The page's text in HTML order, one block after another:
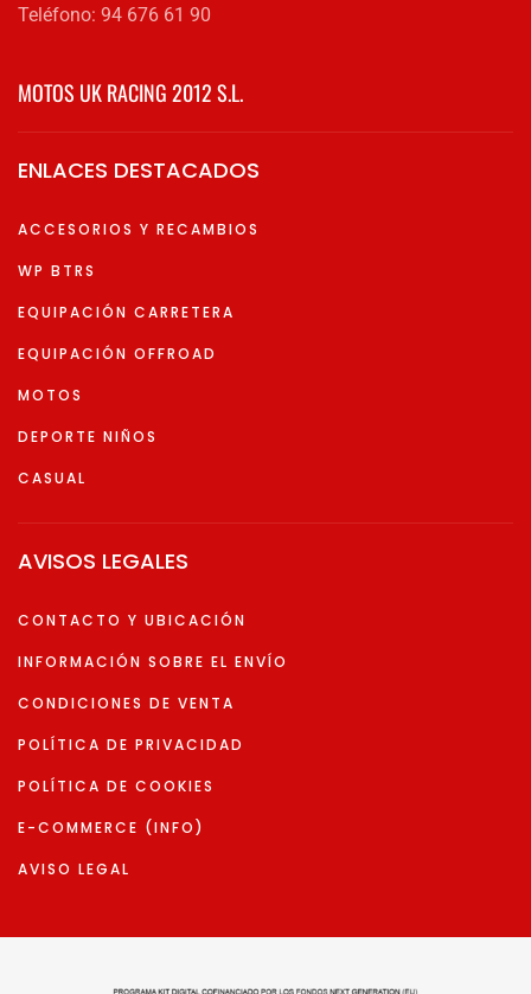
Teléfono: 94 676 61 90
MOTOS UK RACING 2012 S.L.
ENLACES DESTACADOS
ACCESORIOS Y RECAMBIOS
WP BTRS
EQUIPACIÓN CARRETERA
EQUIPACIÓN OFFROAD
MOTOS
DEPORTE NIÑOS
CASUAL
AVISOS LEGALES
CONTACTO Y UBICACIÓN
INFORMACIÓN SOBRE EL ENVÍO
CONDICIONES DE VENTA
POLÍTICA DE PRIVACIDAD
POLÍTICA DE COOKIES
E-COMMERCE (INFO)
AVISO LEGAL